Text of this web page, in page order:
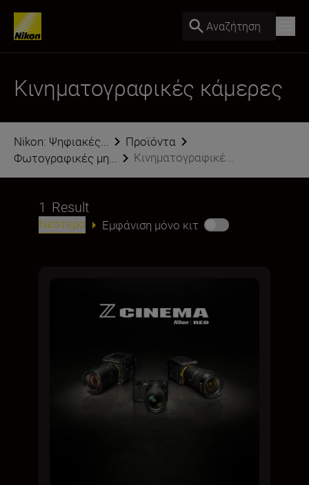
Αναζήτηση
Κινηματογραφικές κάμερες
Nikon: Ψηφιακές...
Προϊόντα
Φωτογραφικές μη...
Κινηματογραφικέ...
1 Result
Νεότερα Εμφάνιση μόνο κιτ